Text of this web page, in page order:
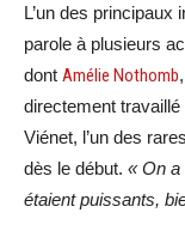
L’un des principaux
parole à plusieurs
dont Amélie Nothomb
directement
Viénet, l’un des
dès le début. « On a
étaient puissants,